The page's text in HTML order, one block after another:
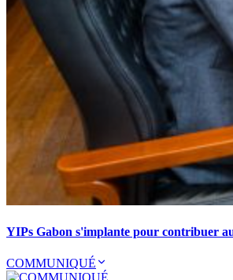
YIPs Gabon s'implante pour contribuer
COMMUNIQUÉ